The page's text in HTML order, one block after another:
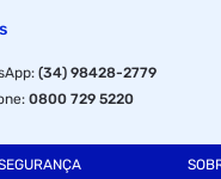
:(34) 98428-2779
:0800 729 5220